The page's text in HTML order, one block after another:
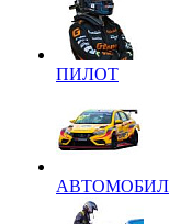
ПИЛОТ